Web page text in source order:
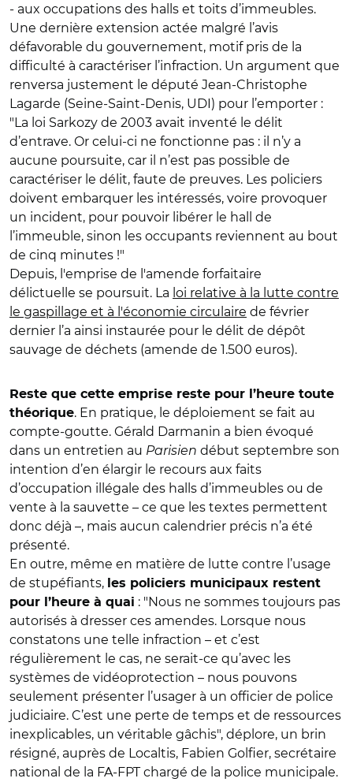
- aux occupations des halls et toits d’immeubles.
Une dernière extension actée malgré l’avis
défavorable du gouvernement, motif pris de la
difficulté à caractériser l’infraction. Un argument que
renversa justement le député Jean-Christophe
Lagarde (Seine-Saint-Denis, UDI) pour l’emporter :
"La loi Sarkozy de 2003 avait inventé le délit
d’entrave. Or celui-ci ne fonctionne pas : il n’y a
aucune poursuite, car il n’est pas possible de
caractériser le délit, faute de preuves. Les policiers
doivent embarquer les intéressés, voire provoquer
un incident, pour pouvoir libérer le hall de
l’immeuble, sinon les occupants reviennent au bout
de cinq minutes !"
Depuis, l'emprise de l'amende forfaitaire
délictuelle se poursuit. La loi relative à la lutte contre
le gaspillage et à l'économie circulaire de février
dernier l’a ainsi instaurée pour le délit de dépôt
sauvage de déchets (amende de 1.500 euros).
Reste que cette emprise reste pour l’heure toute
théorique. En pratique, le déploiement se fait au
compte-goutte. Gérald Darmanin a bien évoqué
dans un entretien au Parisien début septembre son
intention d’en élargir le recours aux faits
d’occupation illégale des halls d’immeubles ou de
vente à la sauvette – ce que les textes permettent
donc déjà –, mais aucun calendrier précis n’a été
présenté.
En outre, même en matière de lutte contre l’usage
de stupéfiants, les policiers municipaux restent
pour l’heure à quai : "Nous ne sommes toujours pas
autorisés à dresser ces amendes. Lorsque nous
constatons une telle infraction – et c’est
régulièrement le cas, ne serait-ce qu’avec les
systèmes de vidéoprotection – nous pouvons
seulement présenter l’usager à un officier de police
judiciaire. C’est une perte de temps et de ressources
inexplicables, un véritable gâchis", déplore, un brin
résigné, auprès de Localtis, Fabien Golfier, secrétaire
national de la FA-FPT chargé de la police municipale.